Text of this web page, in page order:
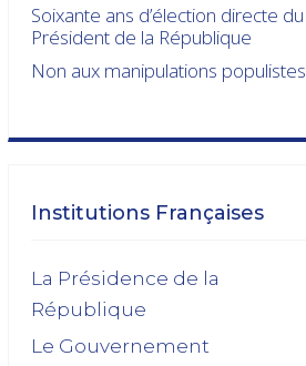
Soixante ans d’élection directe du
Président de la République
Non aux manipulations populistes
Institutions Françaises
La Présidence de la
République
Le Gouvernement